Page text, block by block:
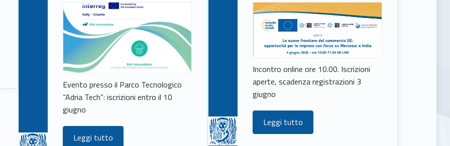
Evento presso il Parco Tecnologico
“Adria Tech”: iscrizioni entro il 10
giugno
Leggi tutto
Incontro online ore 10.00. Iscrizioni
aperte, scadenza registrazioni 3
giugno
Leggi tutto